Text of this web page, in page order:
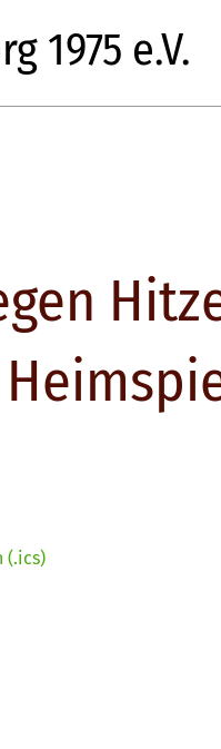
1975 e.V.
(.ics)